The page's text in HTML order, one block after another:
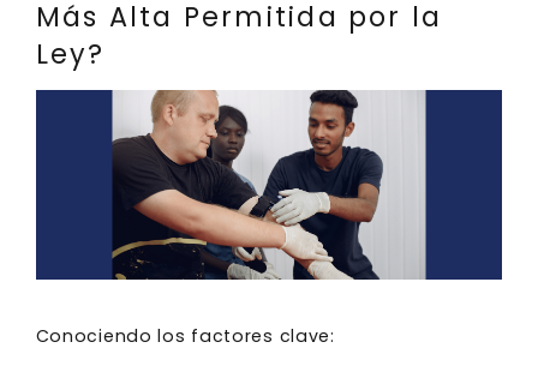
Más Alta Permitida por la
Ley?
Conociendo los factores clave: